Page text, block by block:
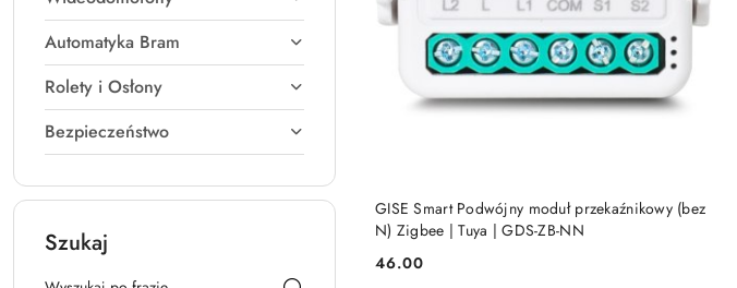
Automatyka Bram
Rolety i Osłony
Bezpieczeństwo
Szukaj
GISE Smart Podwójny moduł przekaźnikowy (bez
N) Zigbee | Tuya | GDS-ZB-NN
Cena:
46.00
DODAJ DO KOSZYKA